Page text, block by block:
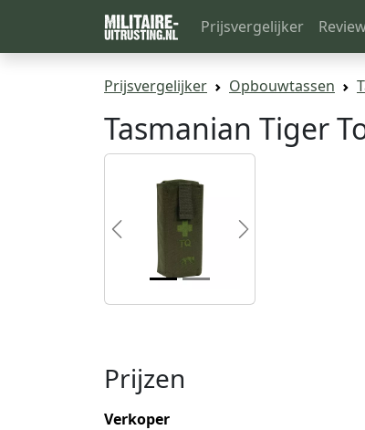
Prijsvergelijker
Prijsvergelijker Opbouwtassen
Tasmanian Tiger
Previous Next
Prijzen
Verkoper